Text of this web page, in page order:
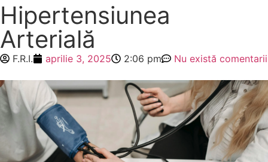
Hipertensiunea
Arterială
F.R.I. aprilie 3, 2025 2:06 pm Nu există comentarii